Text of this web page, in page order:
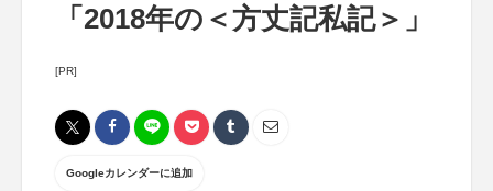
「2018年の＜方丈記私記＞」
[PR]
Googleカレンダーに追加